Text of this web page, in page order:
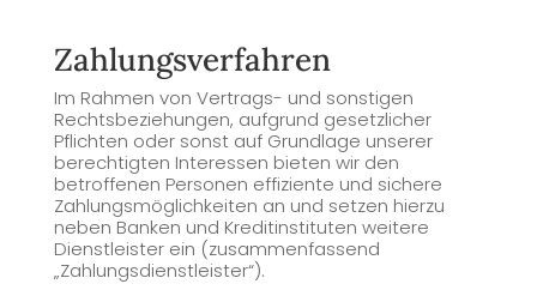
Zahlungsverfahren
Im Rahmen von Vertrags- und sonstigen
Rechtsbeziehungen, aufgrund gesetzlicher
Pflichten oder sonst auf Grundlage unserer
berechtigten Interessen bieten wir den
betroffenen Personen effiziente und sichere
Zahlungsmöglichkeiten an und setzen hierzu
neben Banken und Kreditinstituten weitere
Dienstleister ein (zusammenfassend
„Zahlungsdienstleister“).